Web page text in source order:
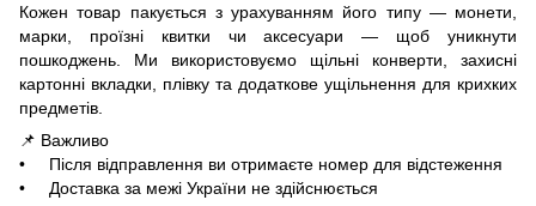
Кожен товар пакується з урахуванням його типу — монети,
марки, проїзні квитки чи аксесуари — щоб уникнути
пошкоджень. Ми використовуємо щільні конверти, захисні
картонні вкладки, плівку та додаткове ущільнення для крихких
предметів.
📌 Важливо
• Після відправлення ви отримаєте номер для відстеження
• Доставка за межі України не здійснюється